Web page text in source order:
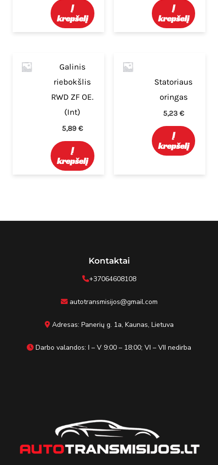
Į
krepšelį
Į
krepšelį
Galinis
riebokšlis
RWD ZF OE.
(Int)
5,89€
Į
krepšelį
Statoriaus
oringas
5,23€
Į
krepšelį
Kontaktai
+37064608108
autotransmisijos@gmail.com
Adresas: Panerių g. 1a, Kaunas, Lietuva
Darbo valandos: I – V 9:00 – 18:00; VI – VII nedirba